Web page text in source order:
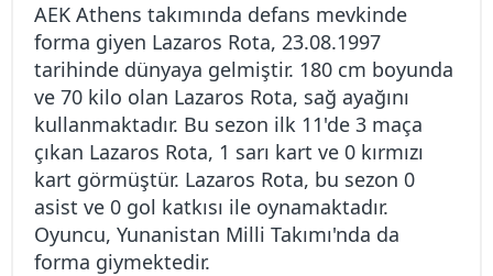
AEK Athens takımında defans mevkinde
forma giyen Lazaros Rota, 23.08.1997
tarihinde dünyaya gelmiştir. 180 cm boyunda
ve 70 kilo olan Lazaros Rota, sağ ayağını
kullanmaktadır. Bu sezon ilk 11'de 3 maça
çıkan Lazaros Rota, 1 sarı kart ve 0 kırmızı
kart görmüştür. Lazaros Rota, bu sezon 0
asist ve 0 gol katkısı ile oynamaktadır.
Oyuncu, Yunanistan Milli Takımı'nda da
forma giymektedir.